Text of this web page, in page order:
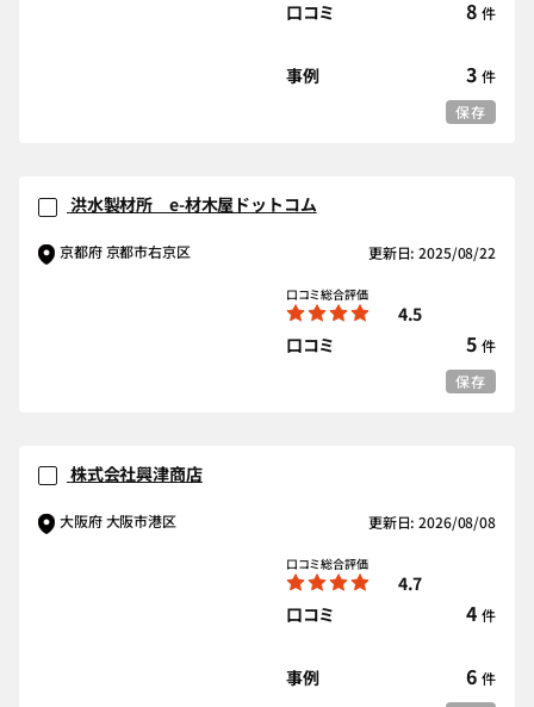
口コミ
8 件
事例 3 件
保存
洪水製材所 e-材木屋ドットコム
京都府 京都市右京区 更新日: 2025/08/22
口コミ総合評価
4.5
口コミ
5 件
保存
株式会社興津商店
大阪府 大阪市港区 更新日: 2026/08/08
口コミ総合評価
4.7
口コミ
4 件
事例 6 件